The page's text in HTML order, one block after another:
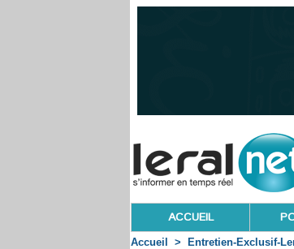
ACCUEIL
Accueil > Entretien-Exclusif-